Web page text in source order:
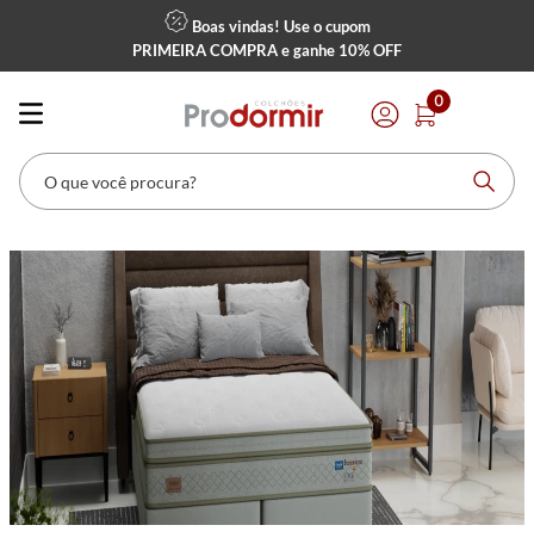
Boas vindas! Use o cupom
PRIMEIRA COMPRAe ganhe 10% OFF
0